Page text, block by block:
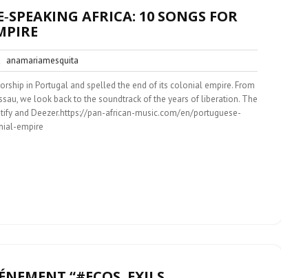
AFRICA: 10 SONGS FOR
anamariamesquita
in Portugal and spelled the end of its colonial empire. From
we look back to the soundtrack of the years of liberation. The
and Deezer.https://pan-african-music.com/en/portuguese-
empire